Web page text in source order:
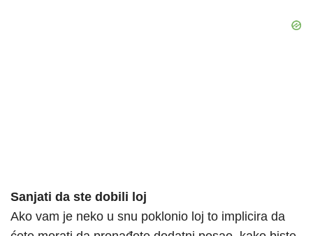
Sanjati da ste dobili loj
Ako vam je neko u snu poklonio loj to implicira da